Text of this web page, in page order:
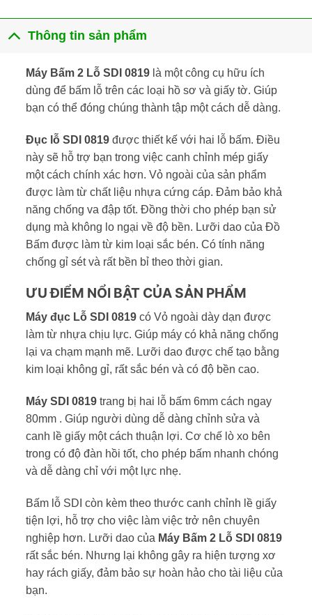
Thông tin sản phẩm
Máy Bấm 2 Lỗ SDI 0819là một công cụ hữu ích
dùng để bấm lỗ trên các loại hồ sơ và giấy tờ. Giúp
bạn có thể đóng chúng thành tập một cách dễ dàng.
Đục lỗ SDI 0819được thiết kế với hai lỗ bấm. Điều
này sẽ hỗ trợ bạn trong việc canh chỉnh mép giấy
một cách chính xác hơn. Vỏ ngoài của sản phẩm
được làm từ chất liệu nhựa cứng cáp. Đảm bảo khả
năng chống va đập tốt. Đồng thời cho phép bạn sử
dụng mà không lo ngại về độ bền. Lưỡi dao của Đồ
Bấm được làm từ kim loại sắc bén. Có tính năng
chống gỉ sét và rất bền bỉ theo thời gian.
ƯU ĐIỂM NỔI BẬT CỦA SẢN PHẨM
Máy đục Lỗ SDI 0819có Vỏ ngoài dày dạn được
làm từ nhựa chịu lực. Giúp máy có khả năng chống
lại va chạm mạnh mẽ. Lưỡi dao được chế tạo bằng
kim loại không gỉ, rất sắc bén và có độ bền cao.
Máy SDI 0819trang bị hai lỗ bấm 6mm cách ngay
80mm . Giúp người dùng dễ dàng chỉnh sửa và
canh lề giấy một cách thuận lợi. Cơ chế lò xo bên
trong có độ đàn hồi tốt, cho phép bấm nhanh chóng
và dễ dàng chỉ với một lực nhẹ.
Bấm lỗ SDI còn kèm theo thước canh chỉnh lề giấy
tiện lợi, hỗ trợ cho việc làm việc trở nên chuyên
nghiệp hơn. Lưỡi dao của Máy Bấm 2 Lỗ SDI 0819
rất sắc bén. Nhưng lại không gây ra hiện tượng xơ
hay rách giấy, đảm bảo sự hoàn hảo cho tài liệu của
bạn.